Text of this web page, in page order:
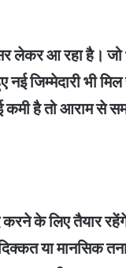
लेकर आ रहा है। जो
नई जिम्मेदारी भी
है तो आराम से
के लिए तैयार
या मानसिक